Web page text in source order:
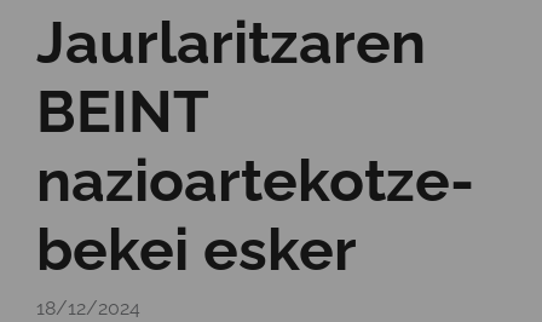
Jaurlaritzaren
BEINT
nazioartekotze-
bekei esker
18/12/2024